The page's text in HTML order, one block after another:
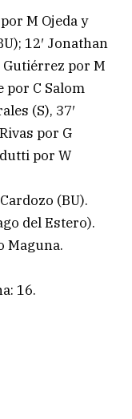
M Ojeda y
12′ Jonathan
Gutiérrez por M
por C Salom
(S), 37′
por G
por W
(BU).
del Estero).
Maguna.
16.